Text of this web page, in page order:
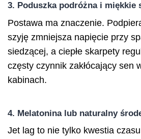
3. Poduszka podróżna i miękkie
Postawa ma znaczenie.
szyję zmniejsza napięcie przy
siedzącej, a ciepłe skarpety
częsty czynnik zakłócający sen
kabinach.
4. Melatonina lub naturalny
Jet lag to nie tylko kwestia